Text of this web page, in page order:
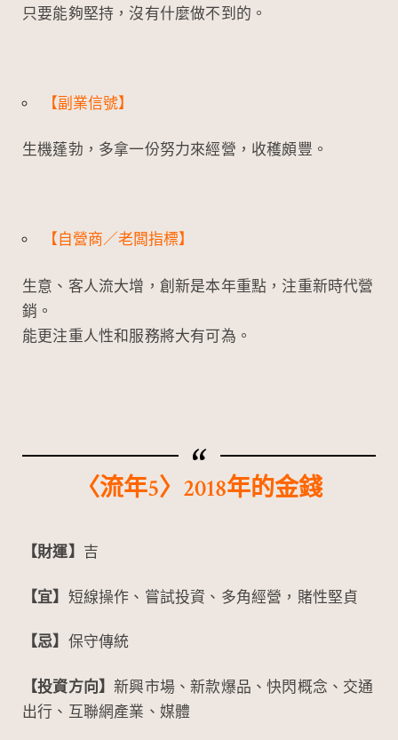
只要能夠堅持，沒有什麼做不到的。
【副業信號】
生機蓬勃，多拿一份努力來經營，收穫頗豐。
【自營商／老闆指標】
生意、客人流大增，創新是本年重點，注重新時代營
銷。
能更注重人性和服務將大有可為。
〈流年5〉2018年的金錢
【財運】 吉
【宜】 短線操作、嘗試投資、多角經營，賭性堅貞
【忌】 保守傳統
【投資方向】新興市場、新款爆品、快閃概念、交通
出行、互聯網產業、媒體